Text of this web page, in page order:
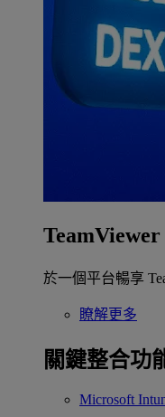
於一個平台暢享
瞭解更多
關鍵整合功
Microsoft